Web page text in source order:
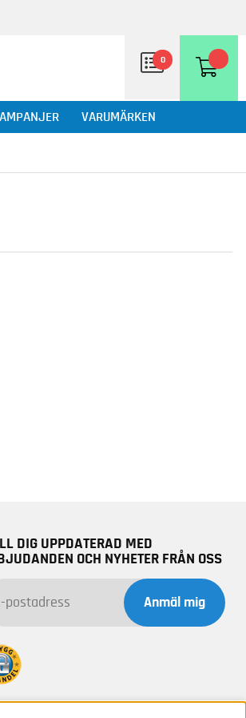
0
VARUMÄRKEN
DIG UPPDATERAD MED
OCH NYHETER FRÅN OSS
Anmäl mig